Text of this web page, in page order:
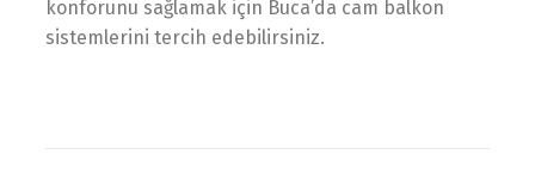
konforunu sağlamak için Buca’da cam balkon
sistemlerini tercih edebilirsiniz.